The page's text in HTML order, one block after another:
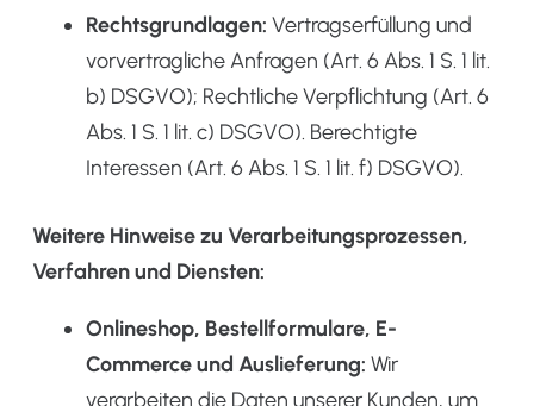
Rechtsgrundlagen: Vertragserfüllung und
vorvertragliche Anfragen (Art. 6 Abs. 1 S. 1 lit.
b) DSGVO); Rechtliche Verpflichtung (Art. 6
Abs. 1 S. 1 lit. c) DSGVO). Berechtigte
Interessen (Art. 6 Abs. 1 S. 1 lit. f) DSGVO).
Weitere Hinweise zu Verarbeitungsprozessen,
Verfahren und Diensten:
Onlineshop, Bestellformulare, E-
Commerce und Auslieferung: Wir
verarbeiten die Daten unserer Kunden, um